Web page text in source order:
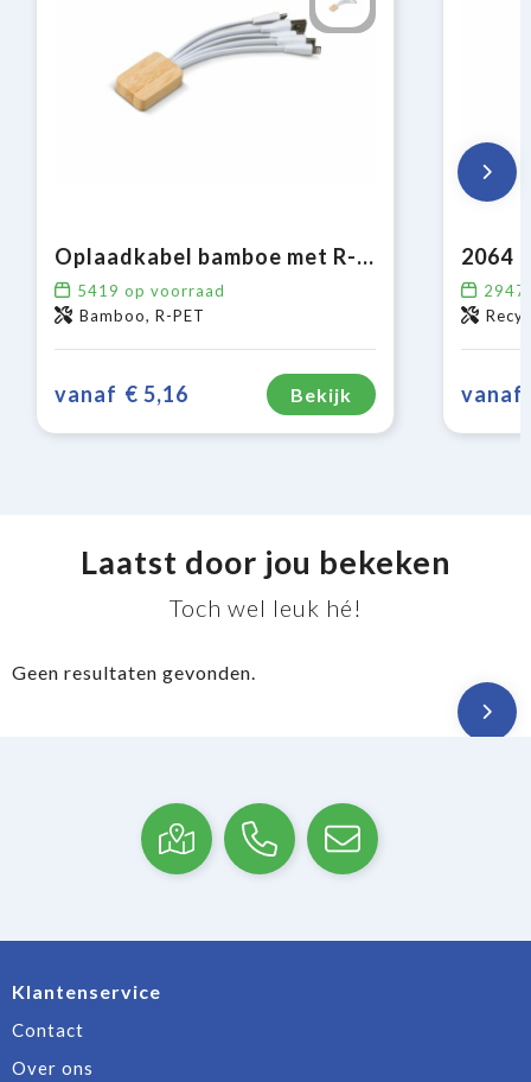
Oplaadkabel bamboe met R-PET
5419 op voorraad
Bamboo, R-PET
vanaf € 5,16 Bekijk vanaf
Laatst door jou bekeken
Toch wel leuk hé!
Geen resultaten gevonden.
Klantenservice
Contact
Over ons